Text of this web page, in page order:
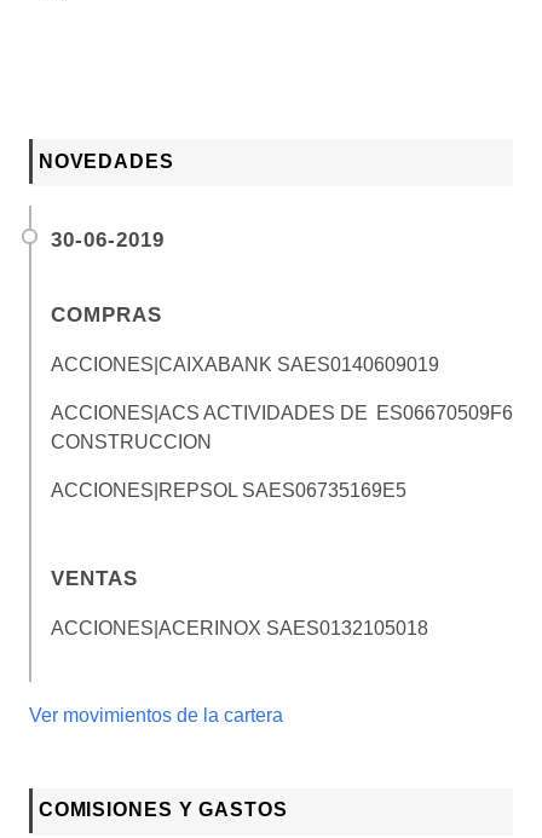
NOVEDADES
30-06-2019
COMPRAS
ACCIONES|CAIXABANK SAES0140609019
ACCIONES|ACS ACTIVIDADES DE
CONSTRUCCION
ES06670509F6
ACCIONES|REPSOL SAES06735169E5
VENTAS
ACCIONES|ACERINOX SAES0132105018
Ver movimientos de la cartera
COMISIONES Y GASTOS